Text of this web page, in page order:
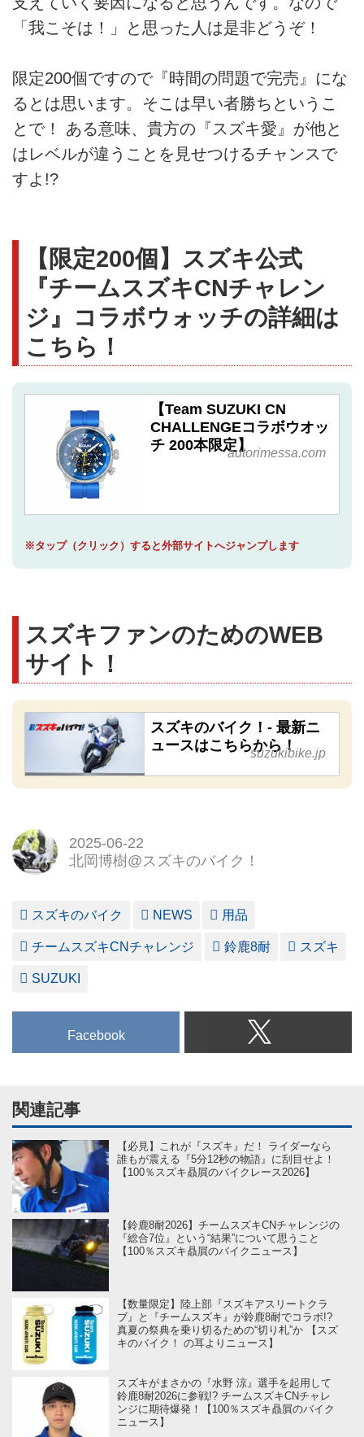
「我こそは！」と思った人は是非どうぞ！
限定200個ですので『時間の問題で完売』にな
るとは思います。そこは早い者勝ちというこ
とで！ ある意味、貴方の『スズキ愛』が他と
はレベルが違うことを見せつけるチャンスで
すよ!?
【限定200個】スズキ公式
『チームスズキCNチャレン
ジ』コラボウォッチの詳細は
こちら！
【Team SUZUKI CN
CHALLENGEコラボウオッ
チ 200本限定】autorimessa.com
※タップ（クリック）すると外部サイトへジャンプします
スズキファンのためのWEB
サイト！
スズキのバイク！- 最新ニ
ュースはこちらから！
suzukibike.jp
2025-06-22
北岡博樹@スズキのバイク！
スズキのバイク NEWS 用品
チームスズキCNチャレンジ 鈴鹿8耐 スズキ
SUZUKI
Facebook
関連記事
【必見】これが『スズキ』だ！ ライダーなら
誰もが震える『5分12秒の物語』に刮目せよ！
【100％スズキ贔屓のバイクレース2026】
【鈴鹿8耐2026】チームスズキCNチャレンジの
『総合7位』という“結果”について思うこと
【100％スズキ贔屓のバイクニュース】
【数量限定】陸上部『スズキアスリートクラ
ブ』と『チームスズキ』が鈴鹿8耐でコラボ!?
真夏の祭典を乗り切るための“切り札”か 【スズ
キのバイク！ の耳よりニュース】
スズキがまさかの『水野 涼』選手を起用して
鈴鹿8耐2026に参戦!? チームスズキCNチャレ
ンジに期待爆発！【100％スズキ贔屓のバイク
ニュース】